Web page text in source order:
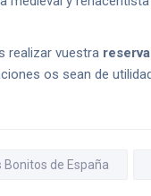
realizar vuestra
os sean de
Bonitos de España